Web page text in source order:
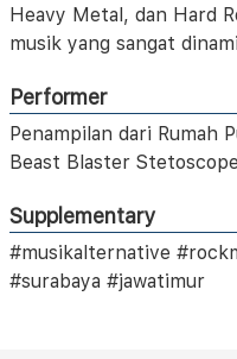
Heavy Metal, dan Hard
musik yang sangat
Performer
Penampilan dari Rumah
Beast Blaster
Supplementary
#musikalternative
#surabaya #jawatimur